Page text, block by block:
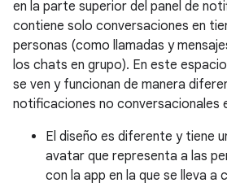
en la parte superior del panel de
contiene solo conversaciones en
personas (como llamadas y
los chats en grupo). En este
se ven y funcionan de manera
notificaciones no conversacionales
El diseño es diferente y tiene
avatar que representa a las
con la app en la que se lleva a